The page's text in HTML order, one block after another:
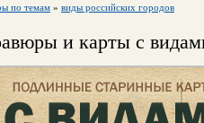
по темам » виды российских городов
и карты с